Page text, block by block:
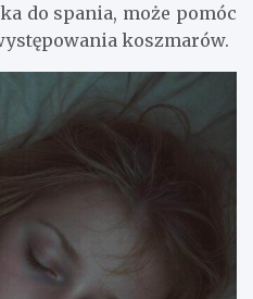
do spania, może pomóc
koszmarów.